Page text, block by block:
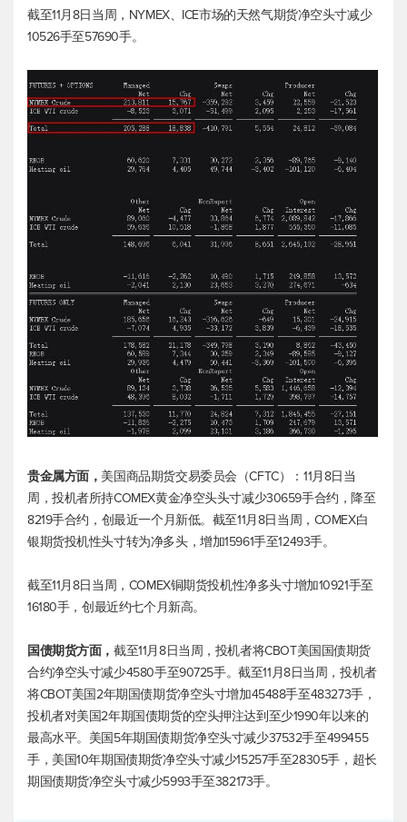
截至11月8日当周，NYMEX、ICE市场的天然气期货净空头寸减少
10526手至57690手。
贵金属方面， 美国商品期货交易委员会（CFTC）：11月8日当
周，投机者所持COMEX黄金净空头头寸减少30659手合约，降至
8219手合约，创最近一个月新低。截至11月8日当周， COMEX白
银期货投机性头寸转为净多头，增加15961手至12493手。
截至11月8日当周，COMEX铜期货投机性净多头寸增加10921手至
16180手，创最近约七个月新高。
国债期货方面，截至11月8日当周，投机者将CBOT美国国债期货
合约净空头寸减少4580手至90725手。截至11月8日当周，投机者
将CBOT美国2年期国债期货净空头寸增加45488手至483273手，
投机者对美国2年期国债期货的空头押注达到至少1990年以来的
最高水平。美国5年期国债期货净空头寸减少37532手至499455
手，美国10年期国债期货净空头寸减少15257手至28305手，超长
期国债期货净空头寸减少5993手至382173手。